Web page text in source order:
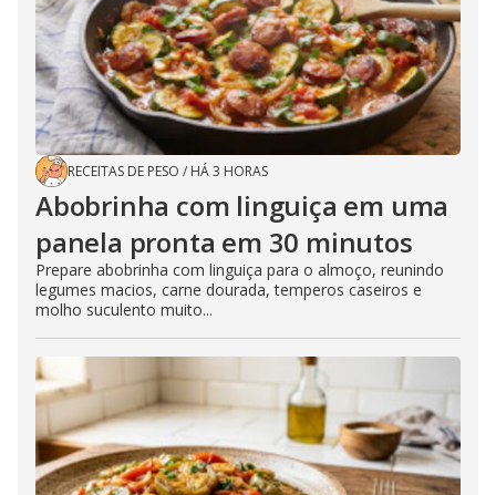
RECEITAS DE PESO / HÁ 3 HORAS
Abobrinha com linguiça em uma
panela pronta em 30 minutos
Prepare abobrinha com linguiça para o almoço, reunindo
legumes macios, carne dourada, temperos caseiros e
molho suculento muito...